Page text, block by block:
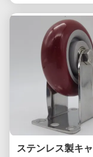
ステンレス製キ